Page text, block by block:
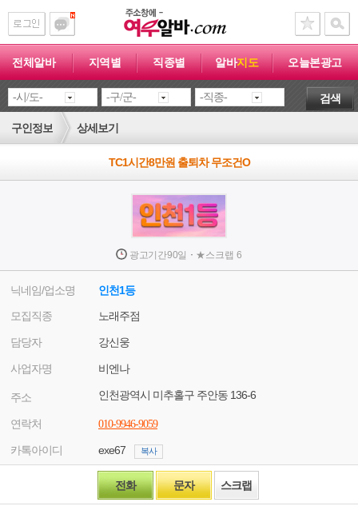
전체알바 지역별 직종별 알바지도 오늘본광고
검색
구인정보 상세보기
TC1시간8만원 출퇴차 무조건O
광고기간90일 · ★스크랩 6
닉네임/업소명
인천1등
모집직종
노래주점
담당자 강신웅
사업자명 비엔나
주소 인천광역시 미추홀구 주안동 136-6
연락처 010-9946-9059
카톡아이디 exe67 복사
전화 문자 스크랩